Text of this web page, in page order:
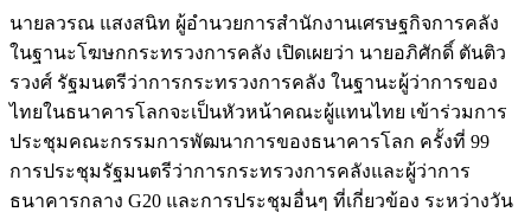
นายลวรณ แสงสนิท ผู้อำนวยการสำนักงานเศรษฐกิจการคลัง
ในฐานะโฆษกกระทรวงการคลัง เปิดเผยว่า นายอภิศักดิ์ ตันติว
รวงศ์ รัฐมนตรีว่าการกระทรวงการคลัง ในฐานะผู้ว่าการของ
ไทยในธนาคารโลกจะเป็นหัวหน้าคณะผู้แทนไทย เข้าร่วมการ
ประชุมคณะกรรมการพัฒนาการของธนาคารโลก ครั้งที่ 99
การประชุมรัฐมนตรีว่าการกระทรวงการคลังและผู้ว่าการ
ธนาคารกลาง G20 และการประชุมอื่นๆ ที่เกี่ยวข้อง ระหว่างวัน